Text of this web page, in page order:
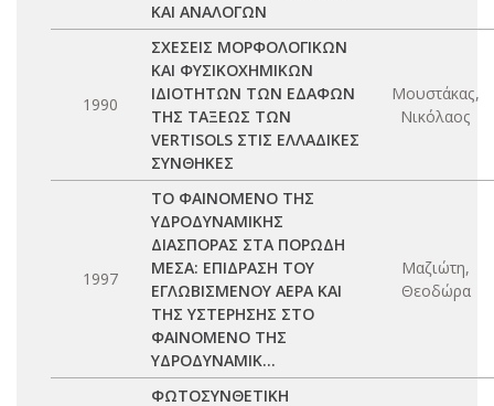
ΚΑΙ ΑΝΑΛΟΓΩΝ
1990
ΣΧΕΣΕΙΣ ΜΟΡΦΟΛΟΓΙΚΩΝ
ΚΑΙ ΦΥΣΙΚΟΧΗΜΙΚΩΝ
ΙΔΙΟΤΗΤΩΝ ΤΩΝ ΕΔΑΦΩΝ
ΤΗΣ ΤΑΞΕΩΣ ΤΩΝ
VERTISOLS ΣΤΙΣ ΕΛΛΑΔΙΚΕΣ
ΣΥΝΘΗΚΕΣ
Μουστάκας,
Νικόλαος
1997
ΤΟ ΦΑΙΝΟΜΕΝΟ ΤΗΣ
ΥΔΡΟΔΥΝΑΜΙΚΗΣ
ΔΙΑΣΠΟΡΑΣ ΣΤΑ ΠΟΡΩΔΗ
ΜΕΣΑ: ΕΠΙΔΡΑΣΗ ΤΟΥ
ΕΓΛΩΒΙΣΜΕΝΟΥ ΑΕΡΑ ΚΑΙ
ΤΗΣ ΥΣΤΕΡΗΣΗΣ ΣΤΟ
ΦΑΙΝΟΜΕΝΟ ΤΗΣ
ΥΔΡΟΔΥΝΑΜΙΚ...
Μαζιώτη,
Θεοδώρα
ΦΩΤΟΣΥΝΘΕΤΙΚΗ